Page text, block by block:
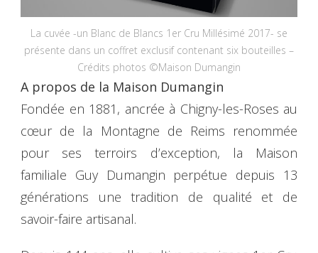
La cuvée -un Blanc de Blancs 1er Cru Millésimé 2017- se
présente dans un coffret exclusif contenant six bouteilles –
Crédits photos ©Maison Dumangin
A propos de la Maison Dumangin
Fondée en 1881, ancrée à Chigny-les-Roses au
cœur de la Montagne de Reims renommée
pour ses terroirs d’exception, la Maison
familiale Guy Dumangin perpétue depuis 13
générations une tradition de qualité et de
savoir-faire artisanal.